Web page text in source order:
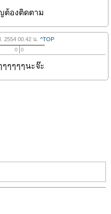
ต้องติดตาม
2554 00.42 น. ^TOP
0 0
ๆๆๆๆๆนะจ๊ะ